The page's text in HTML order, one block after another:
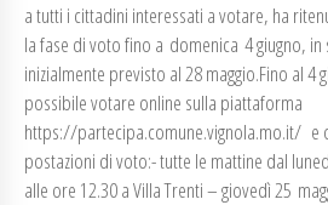
a tutti i cittadini interessati a votare, ha
la fase di voto fino a domenica 4 giugno,
inizialmente previsto al 28 maggio.Fino al 4
possibile votare online sulla piattaforma
https://partecipa.comune.vignola.mo.it/ e
postazioni di voto:- tutte le mattine dal
alle ore 12.30 a Villa Trenti – giovedì 25